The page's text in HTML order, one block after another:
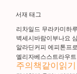
서재 태그
리차일드 무라카미하
벽세시바람이부나요
알라딘커피 에피톤프
엘리자베스스트라우트
주의책같이읽기